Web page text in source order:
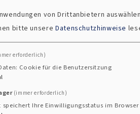
Frauentreff am 4. Mittwoch im
von Drittanbietern
bitte unsere Datenschutzhinweise
erforderlich)
Cookie für die Benutzersitzung
(immer erforderlich)
speichert Ihre Einwilligungsstatus im Browser